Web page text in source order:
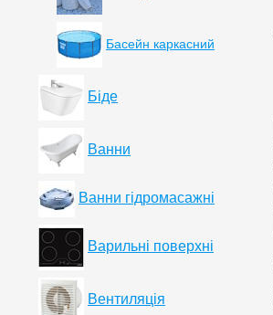
Басейн каркасний
Біде
Ванни
Ванни гідромасажні
Варильні поверхні
Вентиляція